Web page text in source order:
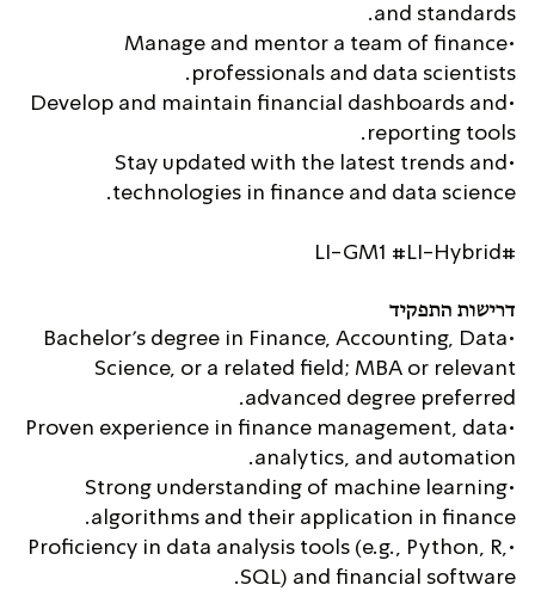
and standards.
•Manage and mentor a team of finance
professionals and data scientists.
•Develop and maintain financial dashboards and
reporting tools.
•Stay updated with the latest trends and
technologies in finance and data science.
#LI-GM1 #LI-Hybrid
דרישות התפקיד
•Bachelor’s degree in Finance, Accounting, Data
Science, or a related field; MBA or relevant
advanced degree preferred.
•Proven experience in finance management, data
analytics, and automation.
•Strong understanding of machine learning
algorithms and their application in finance.
•Proficiency in data analysis tools (e.g., Python, R,
SQL) and financial software.